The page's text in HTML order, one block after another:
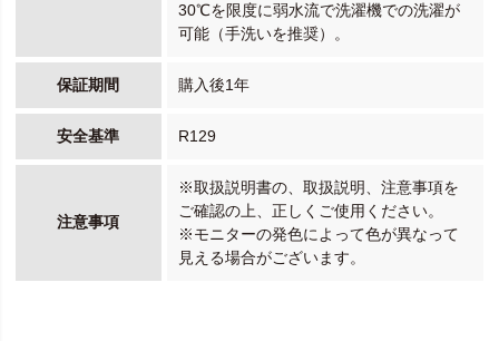
30℃を限度に弱水流で洗濯機での洗濯が
可能（手洗いを推奨）。
保証期間 購入後1年
安全基準 R129
注意事項
※取扱説明書の、取扱説明、注意事項を
ご確認の上、正しくご使用ください。
※モニターの発色によって色が異なって
見える場合がございます。